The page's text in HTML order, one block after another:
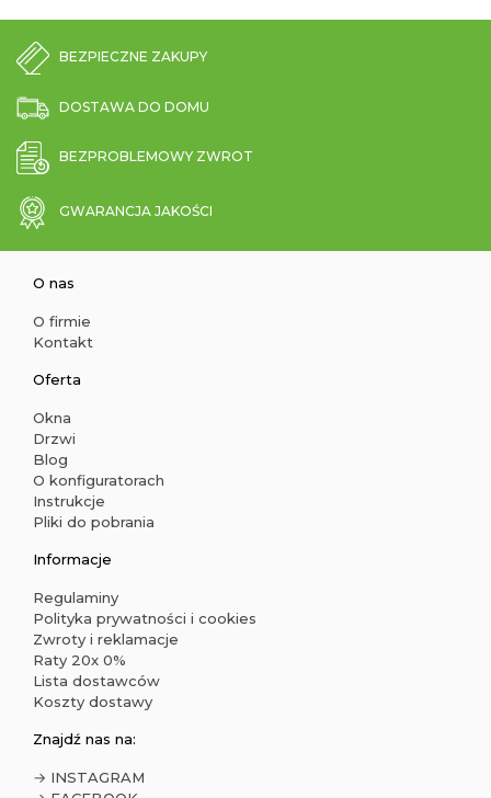
BEZPIECZNE ZAKUPY
DOSTAWA DO DOMU
BEZPROBLEMOWY ZWROT
GWARANCJA JAKOŚCI
O nas
O firmie
Kontakt
Oferta
Okna
Drzwi
Blog
O konfiguratorach
Instrukcje
Pliki do pobrania
Informacje
Regulaminy
Polityka prywatności i cookies
Zwroty i reklamacje
Raty 20x 0%
Lista dostawców
Koszty dostawy
Znajdź nas na:
→ INSTAGRAM